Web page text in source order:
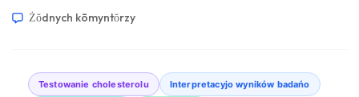
Żŏdnych kōmyntŏrzy
Testowanie cholesterolu Interpretacyjo wyników badańo